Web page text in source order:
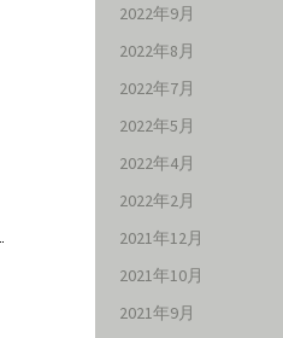
2022年9月
2022年8月
2022年7月
2022年5月
2022年4月
2022年2月
2021年12月
2021年10月
2021年9月